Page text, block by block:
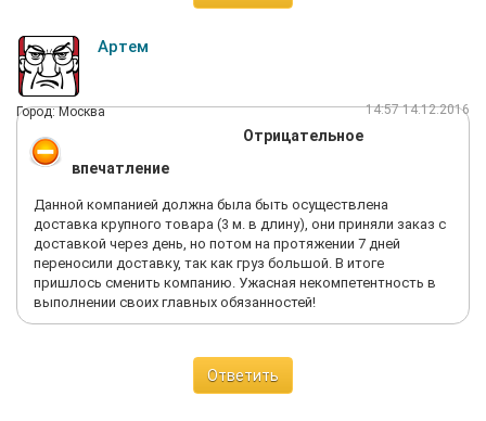
Артем
Город: Москва 14:57 14.12.2016
Отрицательное
впечатление
Данной компанией должна была быть осуществлена
доставка крупного товара (3 м. в длину), они приняли заказ с
доставкой через день, но потом на протяжении 7 дней
переносили доставку, так как груз большой. В итоге
пришлось сменить компанию. Ужасная некомпетентность в
выполнении своих главных обязанностей!
Ответить